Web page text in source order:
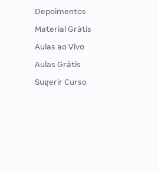
Depoimentos
Material Grátis
Aulas ao Vivo
Aulas Grátis
Sugerir Curso